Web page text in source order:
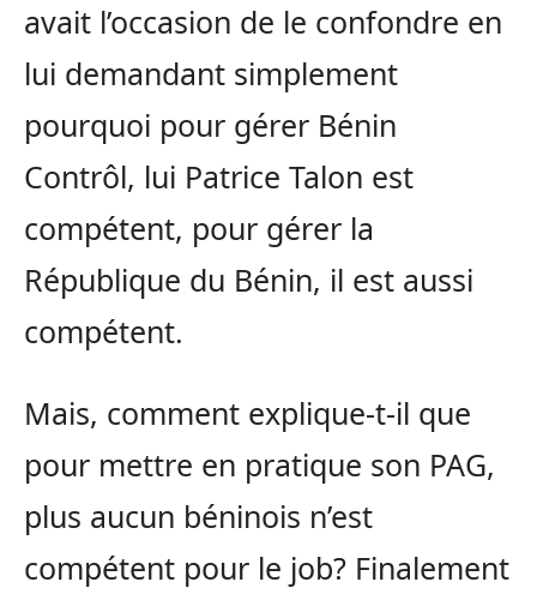
avait l’occasion de le confondre en
lui demandant simplement
pourquoi pour gérer Bénin
Contrôl, lui Patrice Talon est
compétent, pour gérer la
République du Bénin, il est aussi
compétent.
Mais, comment explique-t-il que
pour mettre en pratique son PAG,
plus aucun béninois n’est
compétent pour le job? Finalement